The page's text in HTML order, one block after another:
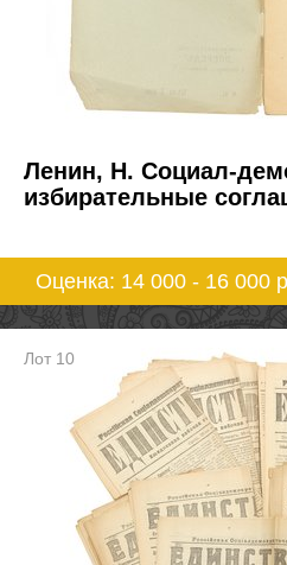
Ленин, Н. Социал-
избирательные
Оценка: 14 000 - 16 000
Лот 10